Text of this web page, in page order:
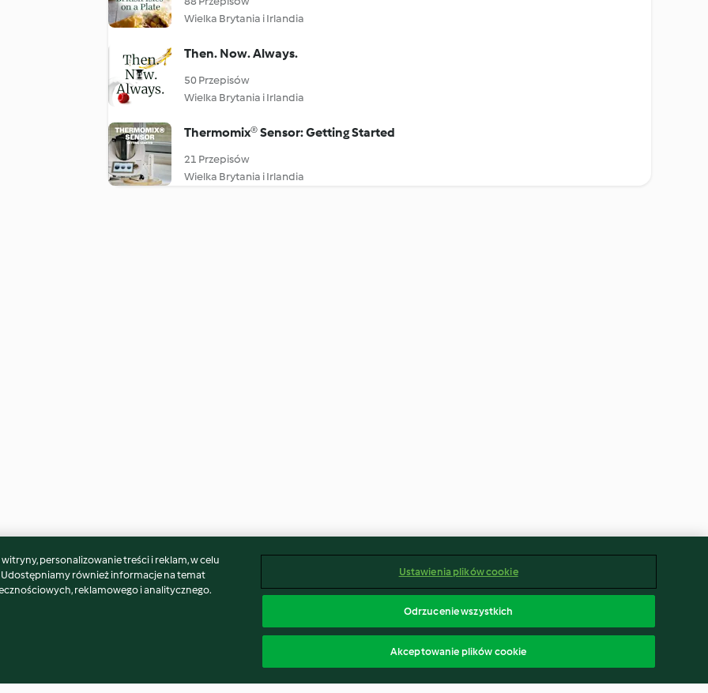
Wielka Brytania i Irlandia
Then. Now. Always.
50 Przepisów
Wielka Brytania i Irlandia
Thermomix® Sensor: Getting Started
21 Przepisów
Wielka Brytania i Irlandia
personalizowanie treści i reklam, w celu
również informacje na temat
reklamowego i analitycznego.
Ustawienia plików cookie
Odrzucenie wszystkich
Akceptowanie plików cookie